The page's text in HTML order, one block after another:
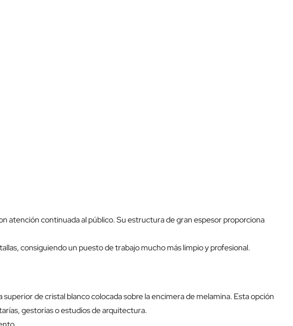
atención continuada al público. Su estructura de gran espesor proporciona
consiguiendo un puesto de trabajo mucho más limpio y profesional.
de cristal blanco colocada sobre la encimera de melamina. Esta opción
gestorías o estudios de arquitectura.